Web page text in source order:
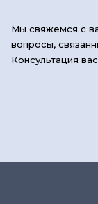
Мы свяжемся с
вопросы,
Консультация